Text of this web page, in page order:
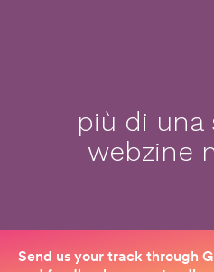
più di una
webzine